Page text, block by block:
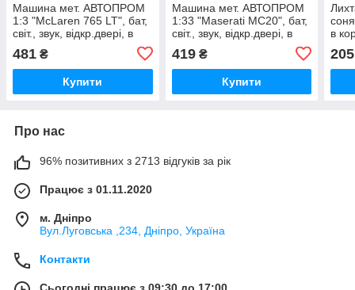
Машина мет. АВТОПРОМ
1:3 "McLaren 765 LT", бат,
світ., звук, відкр.двері, в
кор. 18*9*8 см (48 шт./2)
481 ₴
Купити
Машина мет. АВТОПРОМ
1:33 "Maserati MC20", бат,
світ., звук, відкр.двері, в
кор. 18*9*8 см (48 шт./2)
419₴
Купити
в
205
Про нас
96% позитивних з 2713 відгуків за рік
Працює з 01.11.2020
м. Дніпро
Вул.Луговська ,234, Дніпро, Україна
Контакти